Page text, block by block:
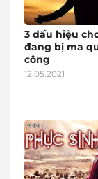
3 dấu hiệu
đang bị ma
công
12.05.2021